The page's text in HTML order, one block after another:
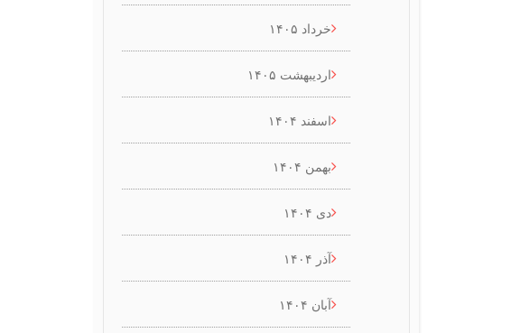
خرداد ۱۴۰۵
اردیبهشت ۱۴۰۵
اسفند ۱۴۰۴
بهمن ۱۴۰۴
دی ۱۴۰۴
آذر ۱۴۰۴
آبان ۱۴۰۴